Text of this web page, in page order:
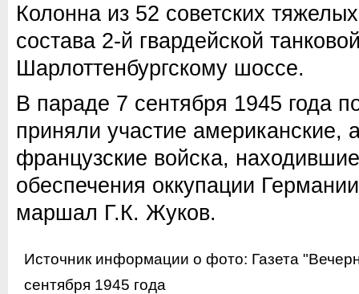
Колонна из 52 советских
состава 2-й гвардейской
Шарлоттенбургскому шоссе.
В параде 7 сентября 1945 года
приняли участие американские,
французские войска,
обеспечения оккупации
маршал Г.К. Жуков.
Источник информации о фото: Газета
сентября 1945 года